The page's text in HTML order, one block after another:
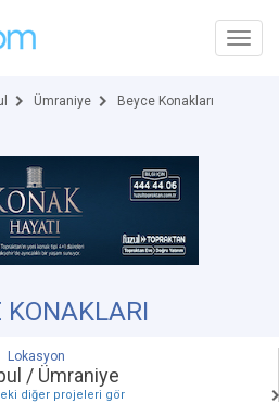
Ümraniye Beyce Konakları
KONAKLARI
Lokasyon
/ Ümraniye
diğer projeleri gör